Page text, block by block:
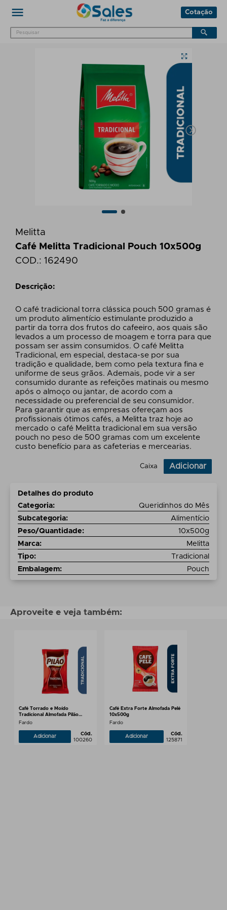
Cotação
Melitta
Café Melitta Tradicional Pouch 10x500g
COD.:162490
Descrição:
O café tradicional torra clássica pouch 500 gramas é
um produto alimentício estimulante produzido a
partir da torra dos frutos do cafeeiro, aos quais são
levados a um processo de moagem e torra para que
possam ser assim consumidos. O café Melitta
Tradicional, em especial, destaca-se por sua
tradição e qualidade, bem como pela textura fina e
uniforme de seus grãos. Ademais, pode vir a ser
consumido durante as refeições matinais ou mesmo
após o almoço ou jantar, de acordo com a
necessidade ou preferencial de seu consumidor.
Para garantir que as empresas ofereçam aos
profissionais ótimos cafés, a Melitta traz hoje ao
mercado o café Melitta tradicional em sua versão
pouch no peso de 500 gramas com um excelente
custo benefício para as cafeterias e mercearias.
Caixa Adicionar
Detalhes do produto
Categoria:
Queridinhos do Mês
Subcategoria:
Alimentício
Peso/Quantidade:
10x500g
Marca:
Melitta
Tipo:
Tradicional
Embalagem: Pouch
Aproveite e veja também:
Café Torrado e Moído
Tradicional Almofada Pilão
10x500g
Fardo
Adicionar
Cód.
100260
Café Extra Forte Almofada Pelé
10x500g
Fardo
Adicionar
Cód.
125871